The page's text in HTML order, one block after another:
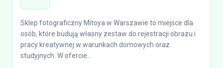
Sklep fotograficzny Mitoya w Warszawie to miejsce dla
osób, które budują własny zestaw do rejestracji obrazu i
pracy kreatywnej w warunkach domowych oraz
studyjnych. W ofercie...